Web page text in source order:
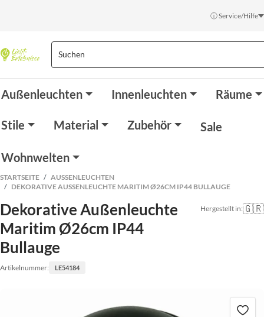
ⓘ Service/Hilfe
Außenleuchten Innenleuchten Räume
Stile Material Zubehör Sale
Wohnwelten
STARTSEITE
AUSSENLEUCHTEN
DEKORATIVE AUSSENLEUCHTE MARITIM Ø26CM IP44 BULLAUGE
Dekorative Außenleuchte
Maritim Ø26cm IP44
Bullauge
Artikelnummer: LE54184
Hergestellt in:🇬🇷